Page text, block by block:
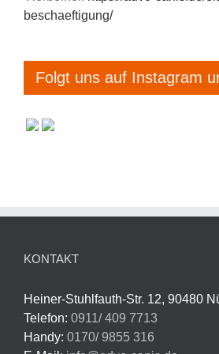
beschaeftigung/
Folgt uns auf Instagram
KONTAKT
Heiner-Stuhlfauth-Str. 12, 90480
Telefon: 0911/ 409 7713
Handy: 0170/ 9855 316